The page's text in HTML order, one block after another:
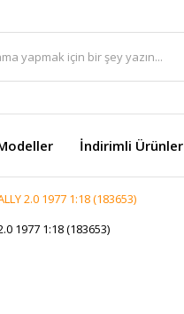
İndirimli Ürünler
2.0 1977 1:18 (183653)